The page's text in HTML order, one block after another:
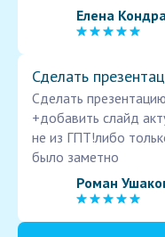
Елена
Сделать
Сделать
+добавить слайд
не из ГПТ!либо
было заметно
Роман